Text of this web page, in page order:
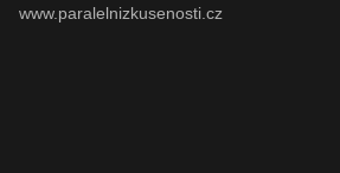
www.paralelnizkusenosti.cz